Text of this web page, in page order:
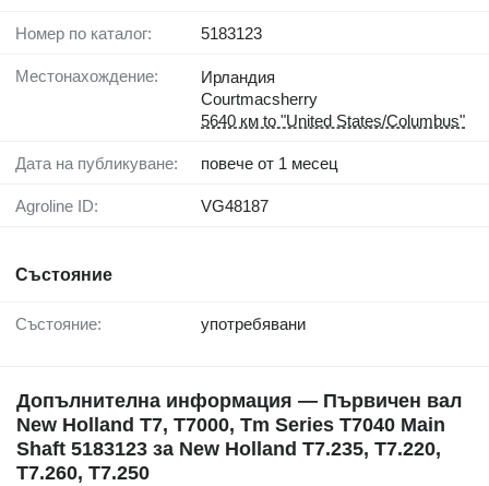
Номер по каталог: 5183123
Местонахождение:
Ирландия
Courtmacsherry
5640 км to "United States/Columbus"
Дата на публикуване: повече от 1 месец
Agroline ID: VG48187
Състояние
Състояние: употребявани
Допълнителна информация — Първичен вал
New Holland T7, T7000, Tm Series T7040 Main
Shaft 5183123 за New Holland T7.235, T7.220,
T7.260, T7.250